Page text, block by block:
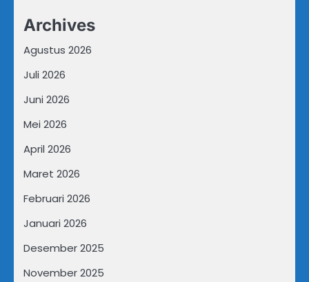
Archives
Agustus 2026
Juli 2026
Juni 2026
Mei 2026
April 2026
Maret 2026
Februari 2026
Januari 2026
Desember 2025
November 2025